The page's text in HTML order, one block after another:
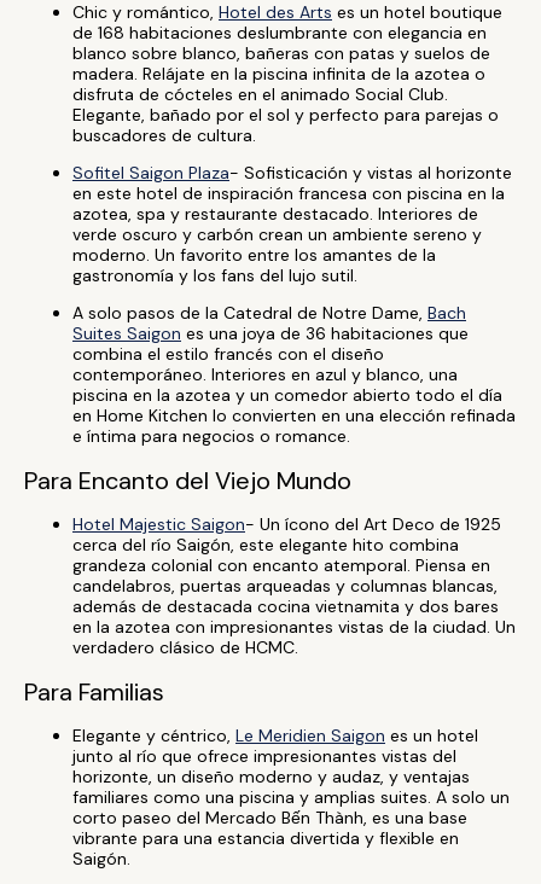
Chic y romántico, Hotel des Arts es un hotel boutique
de 168 habitaciones deslumbrante con elegancia en
blanco sobre blanco, bañeras con patas y suelos de
madera. Relájate en la piscina infinita de la azotea o
disfruta de cócteles en el animado Social Club.
Elegante, bañado por el sol y perfecto para parejas o
buscadores de cultura.
Sofitel Saigon Plaza- Sofisticación y vistas al horizonte
en este hotel de inspiración francesa con piscina en la
azotea, spa y restaurante destacado. Interiores de
verde oscuro y carbón crean un ambiente sereno y
moderno. Un favorito entre los amantes de la
gastronomía y los fans del lujo sutil.
A solo pasos de la Catedral de Notre Dame, Bach
Suites Saigon es una joya de 36 habitaciones que
combina el estilo francés con el diseño
contemporáneo. Interiores en azul y blanco, una
piscina en la azotea y un comedor abierto todo el día
en Home Kitchen lo convierten en una elección refinada
e íntima para negocios o romance.
Para Encanto del Viejo Mundo
Hotel Majestic Saigon- Un ícono del Art Deco de 1925
cerca del río Saigón, este elegante hito combina
grandeza colonial con encanto atemporal. Piensa en
candelabros, puertas arqueadas y columnas blancas,
además de destacada cocina vietnamita y dos bares
en la azotea con impresionantes vistas de la ciudad. Un
verdadero clásico de HCMC.
Para Familias
Elegante y céntrico, Le Meridien Saigon es un hotel
junto al río que ofrece impresionantes vistas del
horizonte, un diseño moderno y audaz, y ventajas
familiares como una piscina y amplias suites. A solo un
corto paseo del Mercado Bến Thành, es una base
vibrante para una estancia divertida y flexible en
Saigón.